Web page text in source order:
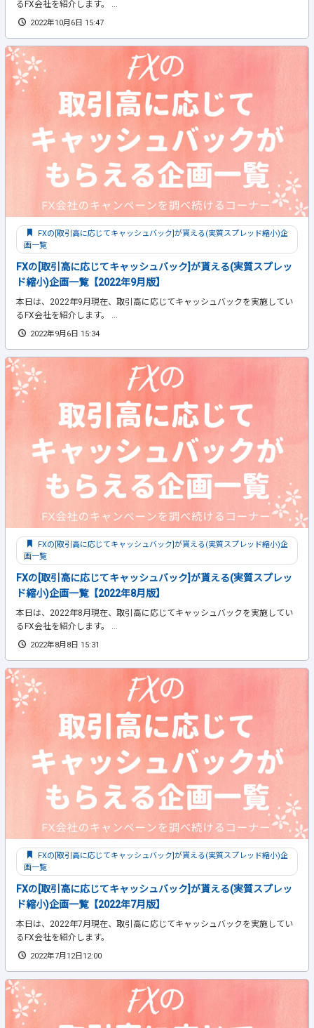
るFX会社を紹介します。 ...
2022年10月6日 15:47
FXの[取引高に応じてキャッシュバック]が貰える(実質スプレッド縮小)企
画一覧
FXの[取引高に応じてキャッシュバック]が貰える(実質スプレッ
ド縮小)企画一覧【2022年9月版】
本日は、2022年9月現在、取引高に応じてキャッシュバックを実施してい
るFX会社を紹介します。 ...
2022年9月6日 15:34
FXの[取引高に応じてキャッシュバック]が貰える(実質スプレッド縮小)企
画一覧
FXの[取引高に応じてキャッシュバック]が貰える(実質スプレッ
ド縮小)企画一覧【2022年8月版】
本日は、2022年8月現在、取引高に応じてキャッシュバックを実施してい
るFX会社を紹介します。 ...
2022年8月8日 15:31
FXの[取引高に応じてキャッシュバック]が貰える(実質スプレッド縮小)企
画一覧
FXの[取引高に応じてキャッシュバック]が貰える(実質スプレッ
ド縮小)企画一覧【2022年7月版】
本日は、2022年7月現在、取引高に応じてキャッシュバックを実施してい
るFX会社を紹介します。
2022年7月12日12:00